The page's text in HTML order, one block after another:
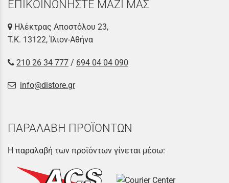
ΕΠΙΚΟΙΝΩΝΗΣΤΕ ΜΑΖΙ ΜΑΣ
Ηλέκτρας Αποστόλου 23,
Τ.Κ. 13122, Ίλιον-Αθήνα
210 26 34 777 / 694 04 04 090
info@distore.gr
ΠΑΡΑΛΑΒΗ ΠΡΟΪΟΝΤΩΝ
Η παραλαβή των προϊόντων γίνεται μέσω: